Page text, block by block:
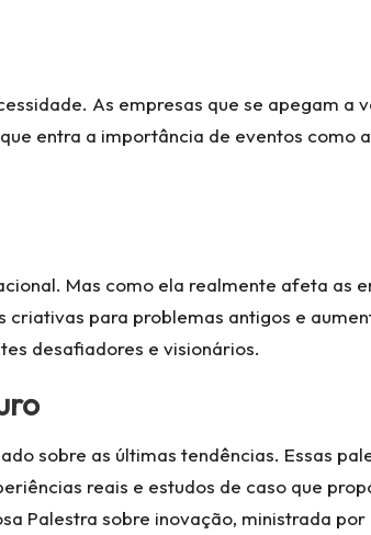
As empresas que se apegam a
entra a importância de eventos como a
Mas como ela realmente afeta as
para problemas antigos e
desafiadores e visionários.
sobre as últimas tendências. Essas
reais e estudos de caso que
Palestra sobre inovação, ministrada por